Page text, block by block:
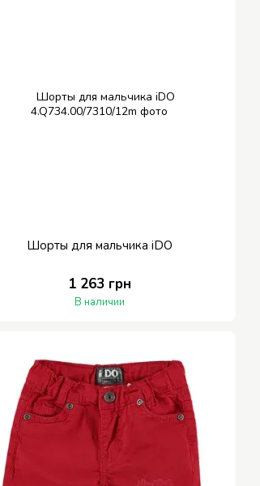
Шорты для мальчика iDO
1 263 грн
В наличии